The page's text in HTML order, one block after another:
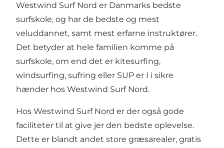
Westwind Surf Nord er Danmarks bedste
surfskole, og har de bedste og mest
veluddannet, samt mest erfarne instruktører.
Det betyder at hele familien komme på
surfskole, om end det er kitesurfing,
windsurfing, sufring eller SUP er I i sikre
hænder hos Westwind Surf Nord.
Hos Westwind Surf Nord er der også gode
faciliteter til at give jer den bedste oplevelse.
Dette er blandt andet store græsarealer, gratis